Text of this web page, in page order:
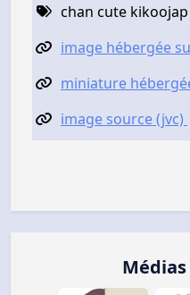
chan cute
image hébergée
miniature
image source (jvc)